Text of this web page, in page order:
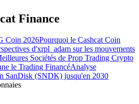
Finance
Coin 2026Pourquoi le Cashcat Coin
d'xrpl_adam sur les mouvements
Sociétés de Prop Trading Crypto
le Trading FinancéAnalyse
SanDisk (SNDK) jusqu'en 2030